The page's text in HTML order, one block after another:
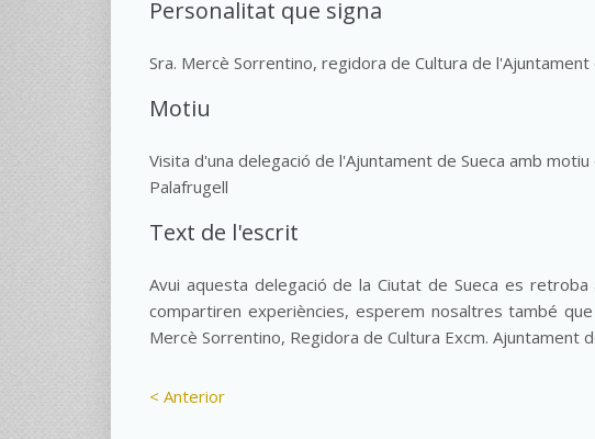
Personalitat que signa
Sra. Mercè Sorrentino, regidora de Cultura de l'Ajuntament
Motiu
Visita d'una delegació de l'Ajuntament de Sueca amb
Palafrugell
Text de l'escrit
Avui aquesta delegació de la Ciutat de Sueca es
compartiren experiències, esperem nosaltres també
Mercè Sorrentino, Regidora de Cultura Excm. Ajuntament
< Anterior